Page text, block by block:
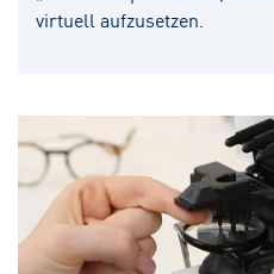
virtuell aufzusetzen.